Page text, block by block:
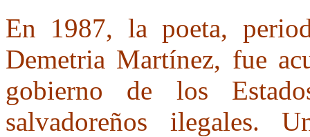
En 1987, la poeta,
Demetria Martínez, fue
gobierno de los
salvadoreños ilegales.